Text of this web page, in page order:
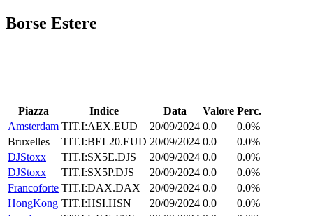
Borse Estere
Piazza Indice Data Valore Perc.
Amsterdam TIT.I:AEX.EUD 20/09/2024 0.0
0.0%
Bruxelles
TIT.I:BEL20.EUD 20/09/2024 0.0
0.0%
DJStoxx
TIT.I:SX5E.DJS 20/09/2024 0.0
0.0%
DJStoxx
TIT.I:SX5P.DJS 20/09/2024 0.0
0.0%
Francoforte TIT.I:DAX.DAX 20/09/2024 0.0
0.0%
HongKong TIT.I:HSI.HSN 20/09/2024 0.0
0.0%